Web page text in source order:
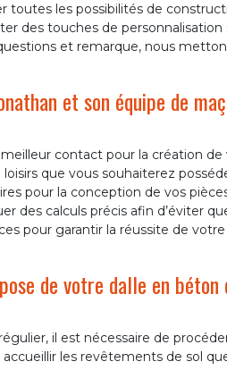
toutes les possibilités de
des touches de
et remarque, nous
et son équipe de
contact pour la création de
que vous souhaiterez
pour la conception de vos
des calculs précis afin d’éviter
pour garantir la réussite de
de votre dalle en
il est nécessaire de
les revêtements de sol